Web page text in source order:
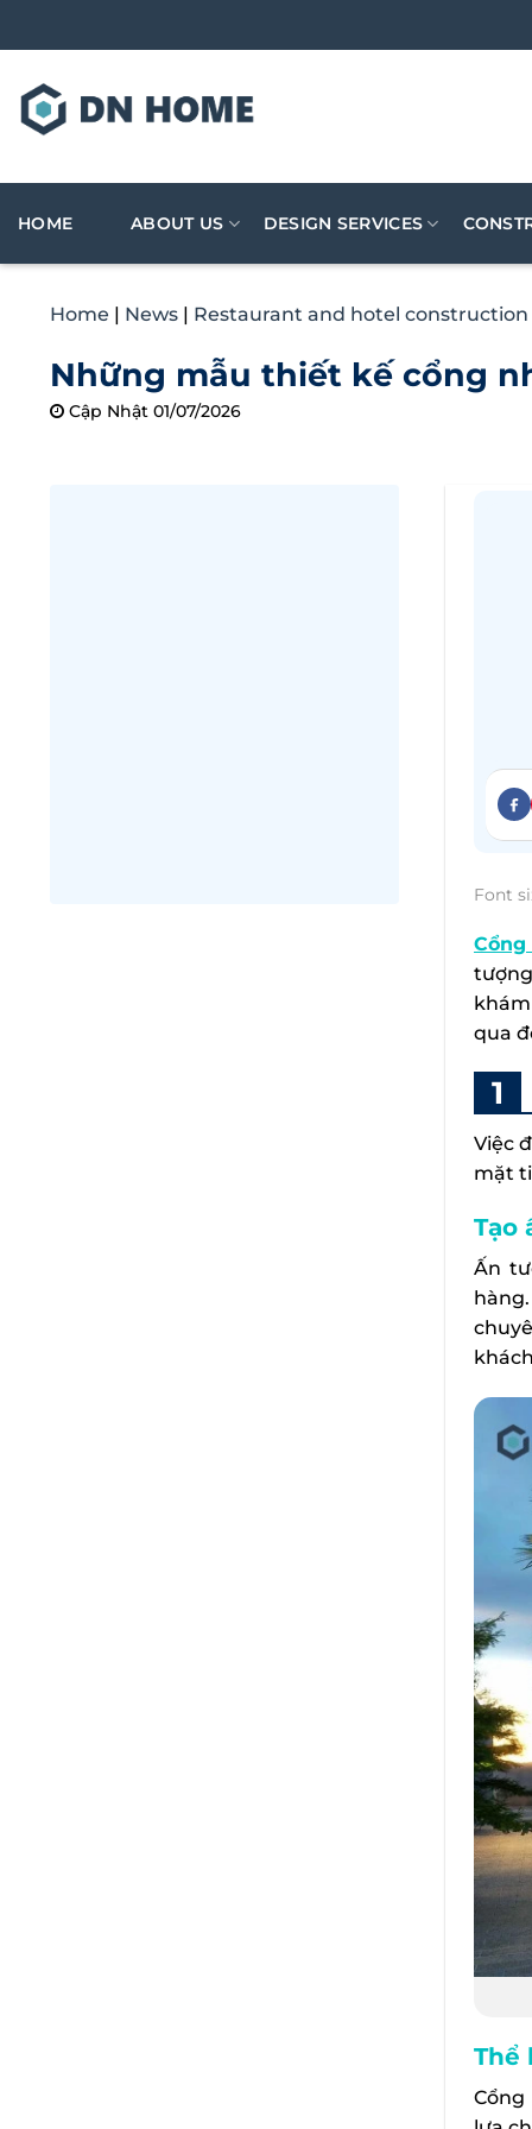
to
HOME ABOUT US DESIGN SERVICES
Home | News | Restaurant and hotel construction
Những mẫu thiết kế cổng
Cập Nhật 01/07/2026
Font
qua
Việc
mặt
Tạo
Ấn
Thể
Cổng